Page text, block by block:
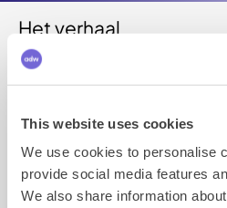
This website uses cookies
We use cookies to personalise
provide social media features
We also share information
Het verhaal
Media. Hands down. Kat in
Rich Media in de buurt. Maar,
beetje bevooroordeeld.
en toe ook van iemand anders